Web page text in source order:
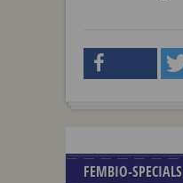
FEMBIO-SPECIALS